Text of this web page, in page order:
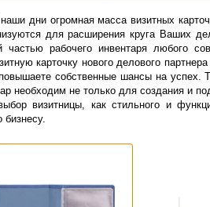
дни огромная масса визитных
для расширения круга Ваших
частью рабочего инвентаря любого
карточку нового делового
собственные шансы на успех.
необходим не только для создания и
визитницы, как стильного и
бизнесу.